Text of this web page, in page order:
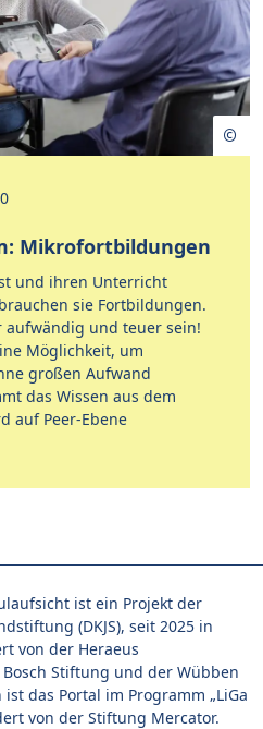
Mikrofortbildungen
und ihren Unterricht
sie Fortbildungen.
aufwändig und teuer sein!
Möglichkeit, um
großen Aufwand
das Wissen aus dem
auf Peer-Ebene
ist ein Projekt der
(DKJS), seit 2025 in
von der Heraeus
Stiftung und der Wübben
das Portal im Programm „LiGa
von der Stiftung Mercator.